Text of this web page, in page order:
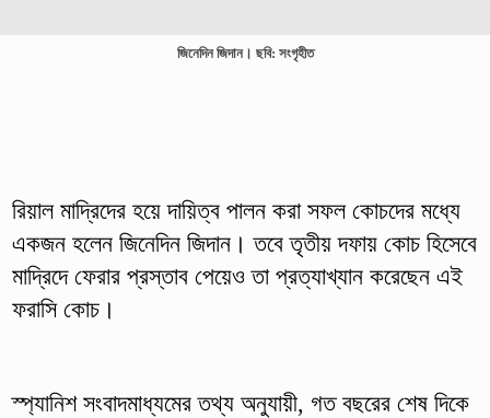
জিনেদিন জিদান। ছবি: সংগৃহীত
রিয়াল মাদ্রিদের হয়ে দায়িত্ব পালন করা সফল কোচদের মধ্যে
একজন হলেন জিনেদিন জিদান। তবে তৃতীয় দফায় কোচ হিসেবে
মাদ্রিদে ফেরার প্রস্তাব পেয়েও তা প্রত্যাখ্যান করেছেন এই
ফরাসি কোচ।
স্প্যানিশ সংবাদমাধ্যমের তথ্য অনুযায়ী, গত বছরের শেষ দিকে